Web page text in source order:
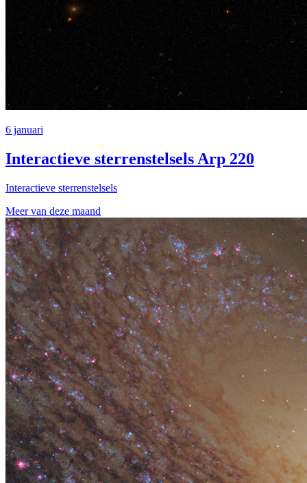
6 januari
Interactieve sterrenstelsels Arp 220
Interactieve sterrenstelsels
Meer van deze maand